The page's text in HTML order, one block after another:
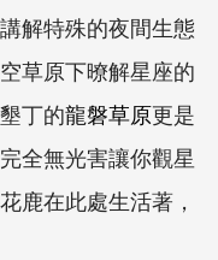
解特殊的夜間生態
草原下暸解星座的
丁的龍磐草原更是
全無光害讓你觀星
鹿在此處生活著，